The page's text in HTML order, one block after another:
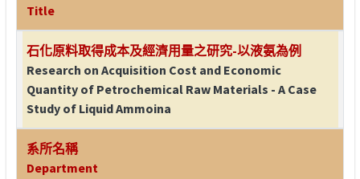
Title
石化原料取得成本及經濟用量之研究-以液氨為例
Research on Acquisition Cost and Economic
Quantity of Petrochemical Raw Materials - A Case
Study of Liquid Ammoina
系所名稱
Department